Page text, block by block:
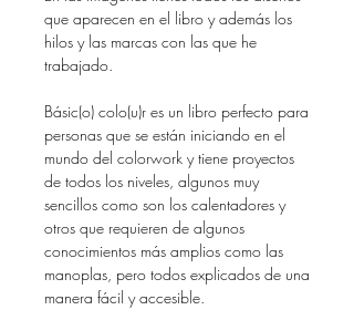
que aparecen en el libro y además los
hilos y las marcas con las que he
trabajado.
Básic(o) colo(u)r es un libro perfecto para
personas que se están iniciando en el
mundo del colorwork y tiene proyectos
de todos los niveles, algunos muy
sencillos como son los calentadores y
otros que requieren de algunos
conocimientos más amplios como las
manoplas, pero todos explicados de una
manera fácil y accesible.